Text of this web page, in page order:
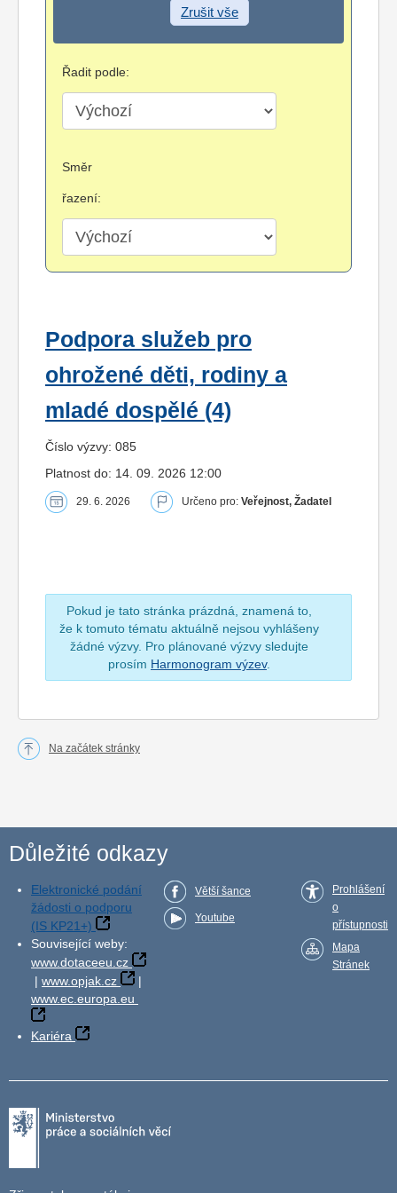
Zrušit vše
Řadit podle:
Směr
řazení:
Podpora služeb pro
ohrožené děti, rodiny a
mladé dospělé (4)
Číslo výzvy: 085
Platnost do: 14. 09. 2026 12:00
29. 6. 2026 Určeno pro: Veřejnost, Žadatel
Pokud je tato stránka prázdná, znamená to,
že k tomuto tématu aktuálně nejsou vyhlášeny
žádné výzvy. Pro plánované výzvy sledujte
prosím Harmonogram výzev.
Na začátek stránky
Důležité odkazy
Elektronické podání
žádosti o podporu
(IS KP21+)
Související weby:
www.dotaceeu.cz
| www.opjak.cz
|
www.ec.europa.eu
Kariéra
Větší šance
Youtube
Prohlášení
o
přístupnosti
Mapa
Stránek